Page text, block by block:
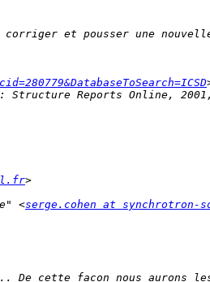
<serge.cohen at